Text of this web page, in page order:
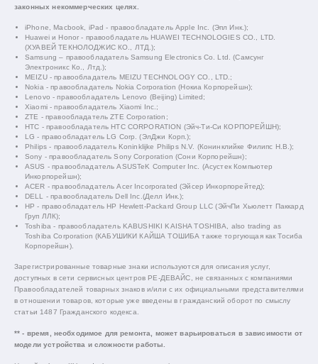
законных некоммерческих целях.
iPhone, Macbook, iPad - правообладатель Apple Inc. (Эпл Инк.);
Huawei и Honor - правообладатель HUAWEI TECHNOLOGIES CO., LTD.
(ХУАВЕЙ ТЕКНОЛОДЖИС КО., ЛТД.);
Samsung – правообладатель Samsung Electronics Co. Ltd. (Самсунг
Электроникс Ко., Лтд.);
MEIZU - правообладатель MEIZU TECHNOLOGY CO., LTD.;
Nokia - правообладатель Nokia Corporation (Нокиа Корпорейшн);
Lenovo - правообладатель Lenovo (Beijing) Limited;
Xiaomi - правообладатель Xiaomi Inc.;
ZTE - правообладатель ZTE Corporation;
HTC - правообладатель HTC CORPORATION (Эйч-Ти-Си КОРПОРЕЙШН);
LG - правообладатель LG Corp. (ЭлДжи Корп.);
Philips - правообладатель Koninklijke Philips N.V. (Конинклийке Филипс Н.В.);
Sony - правообладатель Sony Corporation (Сони Корпорейшн);
ASUS - правообладатель ASUSTeK Computer Inc. (Асустек Компьютер
Инкорпорейшн);
ACER - правообладатель Acer Incorporated (Эйсер Инкорпорейтед);
DELL - правообладатель Dell Inc.(Делл Инк.);
HP - правообладатель HP Hewlett-Packard Group LLC (ЭйчПи Хьюлетт Паккард
Груп ЛЛК);
Toshiba - правообладатель KABUSHIKI KAISHA TOSHIBA, also trading as
Toshiba Corporation (КАБУШИКИ КАЙША ТОШИБА также торгующая как Тосиба
Корпорейшн).
Зарегистрированные товарные знаки используются для описания услуг,
доступных в сети сервисных центров РЕ-ДЕВАЙС, не связанных с компаниями
Правообладателей товарных знаков и/или с их официальными представителями
в отношении товаров, которые уже введены в гражданский оборот по смыслу
статьи 1487 Гражданского кодекса.
** - время, необходимое для ремонта, может варьироваться в зависимости от
модели устройства и сложности работы.